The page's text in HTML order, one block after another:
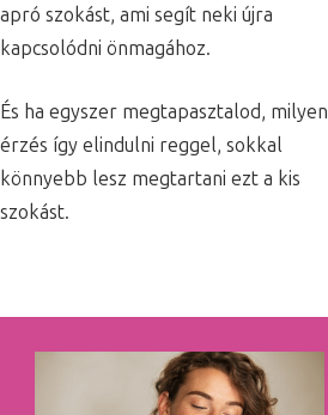
apró szokást, ami segít neki újra
kapcsolódni önmagához.
És ha egyszer megtapasztalod, milyen
érzés így elindulni reggel, sokkal
könnyebb lesz megtartani ezt a kis
szokást.